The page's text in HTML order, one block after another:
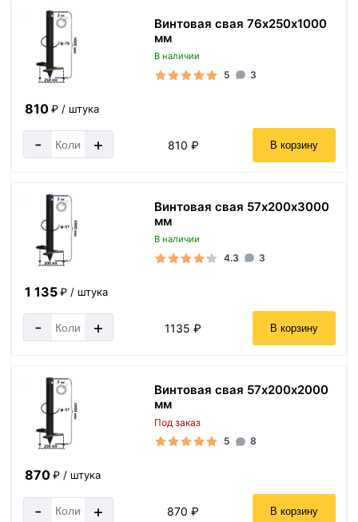
Винтовая свая 76х250х1000
мм
В наличии
5 3
810₽ / штука
- + 810 ₽ В корзину
Винтовая свая 57х200х3000
мм
В наличии
4.3 3
1 135₽ / штука
- + 1135 ₽ В корзину
Винтовая свая 57х200х2000
мм
Под заказ
5
8
870₽ / штука
- + 870 ₽ В корзину